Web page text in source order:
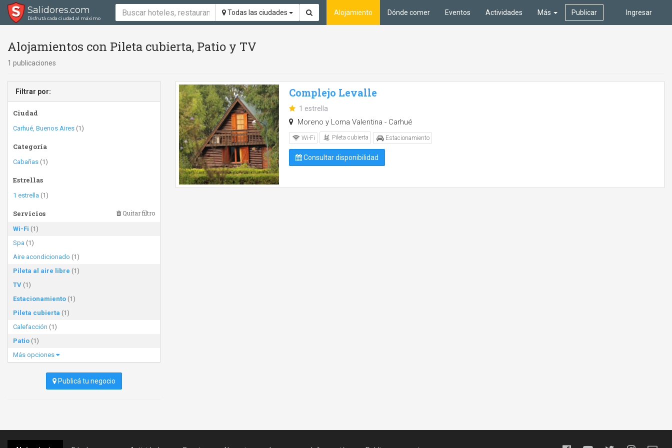
Salidores.com
Disfrutá cada ciudad al máximo
Todas las ciudades Ingresar
Alojamiento Dónde comer Eventos Actividades Más Publicar
Alojamientos con Pileta cubierta, Patio y TV
1 publicaciones
Filtrar por:
Ciudad
Carhué, Buenos Aires (1)
Categoría
Cabañas (1)
Estrellas
1 estrella (1)
Servicios Quitar filtro
Wi-Fi (1)
Spa (1)
Aire acondicionado (1)
Pileta al aire libre (1)
TV (1)
Estacionamiento (1)
Pileta cubierta (1)
Calefacción (1)
Patio (1)
Más opciones
Publicá tu negocio
Complejo Levalle
1 estrella
Moreno y Loma Valentina - Carhué
Wi-Fi Pileta cubierta Estacionamiento
Consultar disponibilidad